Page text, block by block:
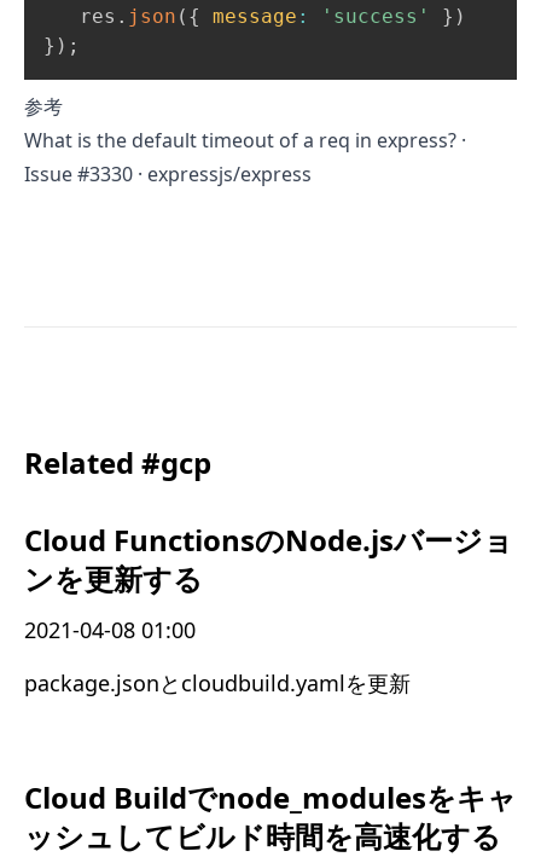
   res
. json ( { message : 'success' } )
} ) ;
参考
What is the default timeout of a req in express? ·
Issue #3330 · expressjs/express
Related #gcp
Cloud FunctionsのNode.jsバージョ
ンを更新する
2021-04-08 01:00
package.jsonとcloudbuild.yamlを更新
Cloud Buildでnode_modulesをキャ
ッシュしてビルド時間を高速化する